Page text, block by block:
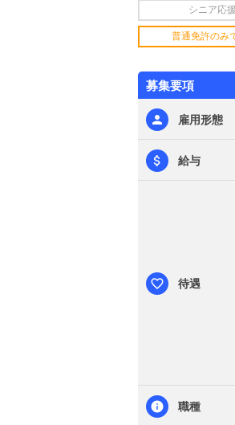
シニア応援
普通免許のみ
募集要項
雇用形態
給与
待遇
職種